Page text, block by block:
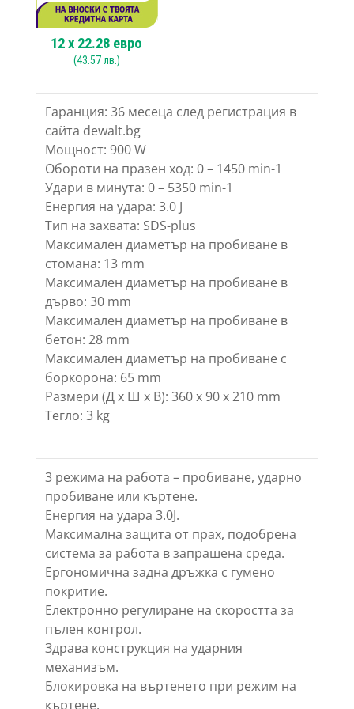
12x 22.28 евро
(43.57лв.)
Гаранция: 36 месеца след регистрация в
сайта dewalt.bg
Мощност: 900 W
Обороти на празен ход: 0 – 1450 min-1
Удари в минута: 0 – 5350 min-1
Енергия на удара: 3.0 J
Тип на захвата: SDS-plus
Максимален диаметър на пробиване в
стомана: 13 mm
Максимален диаметър на пробиване в
дърво: 30 mm
Максимален диаметър на пробиване в
бетон: 28 mm
Максимален диаметър на пробиване с
боркорона: 65 mm
Размери (Д х Ш х В): 360 x 90 x 210 mm
Тегло: 3 kg
3 режима на работа – пробиване, ударно
пробиване или къртене.
Енергия на удара 3.0J.
Максимална защита от прах, подобрена
система за работа в запрашена среда.
Ергономична задна дръжка с гумено
покритие.
Електронно регулиране на скоростта за
пълен контрол.
Здрава конструкция на ударния
механизъм.
Блокировка на въртенето при режим на
къртене.